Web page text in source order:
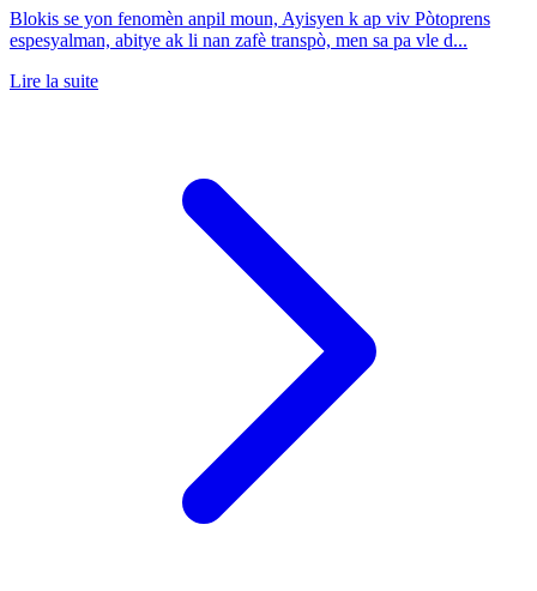
Blokis se yon fenomèn anpil moun, Ayisyen k ap viv Pòtoprens
espesyalman, abitye ak li nan zafè transpò, men sa pa vle d...
Lire la suite